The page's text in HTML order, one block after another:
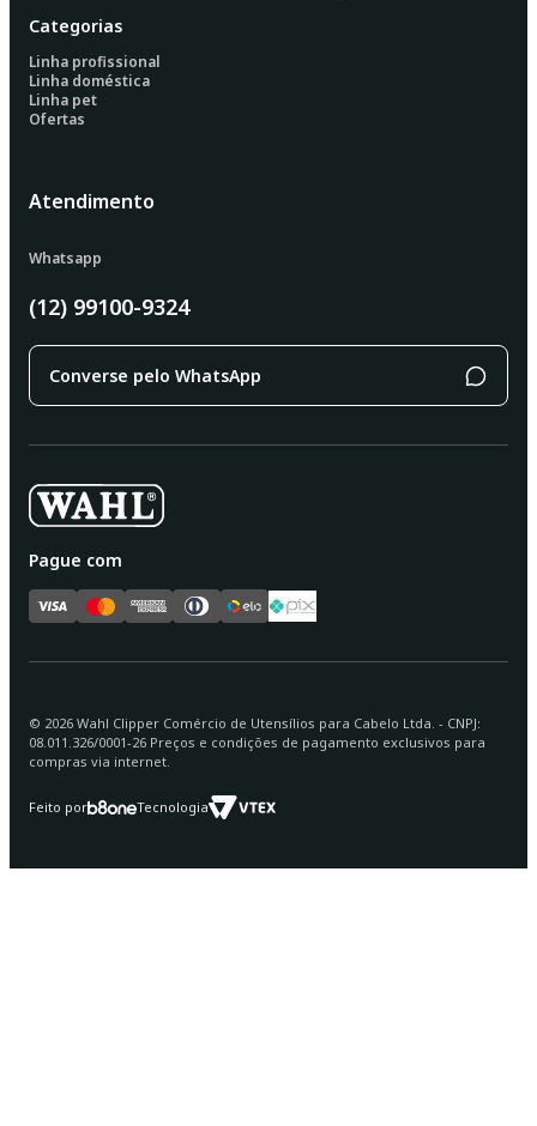
Categorias
Linha profissional
Linha doméstica
Linha pet
Ofertas
Atendimento
Whatsapp
(12) 99100-9324
Converse pelo WhatsApp
Pague com
© 2026 Wahl Clipper Comércio de Utensílios para Cabelo Ltda. - CNPJ:
08.011.326/0001-26 Preços e condições de pagamento exclusivos para
compras via internet.
Feito por Tecnologia